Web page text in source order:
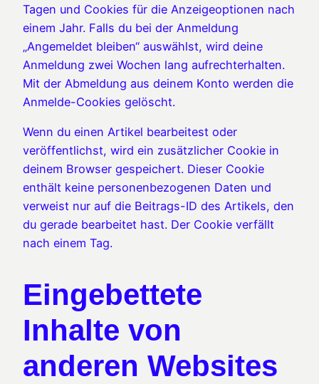
Tagen und Cookies für die Anzeigeoptionen nach
einem Jahr. Falls du bei der Anmeldung
„Angemeldet bleiben“ auswählst, wird deine
Anmeldung zwei Wochen lang aufrechterhalten.
Mit der Abmeldung aus deinem Konto werden die
Anmelde-Cookies gelöscht.
Wenn du einen Artikel bearbeitest oder
veröffentlichst, wird ein zusätzlicher Cookie in
deinem Browser gespeichert. Dieser Cookie
enthält keine personenbezogenen Daten und
verweist nur auf die Beitrags-ID des Artikels, den
du gerade bearbeitet hast. Der Cookie verfällt
nach einem Tag.
Eingebettete
Inhalte von
anderen Websites